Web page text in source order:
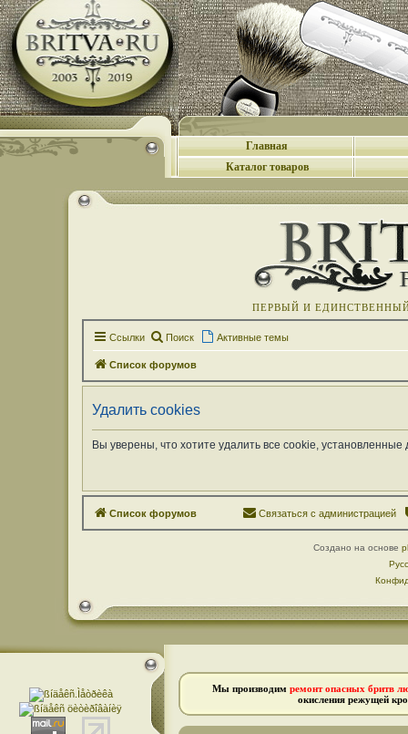
Главная
Каталог товаров
ПЕРВЫЙ И
Ссылки Поиск Активные темы
Список форумов
Удалить cookies
Вы уверены, что хотите удалить все cookie,
Список форумов Связаться с администрацией
Создано на основе
Мы производим ремонт опасных бритв
окисления режущей